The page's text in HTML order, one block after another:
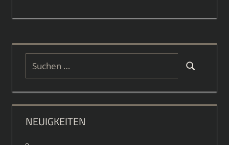
Suchen
nach:
Suchen
NEUIGKEITEN